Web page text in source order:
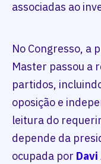
associadas ao
No Congresso, a
Master passou a
partidos,
oposição e
leitura do
depende da
ocupada por